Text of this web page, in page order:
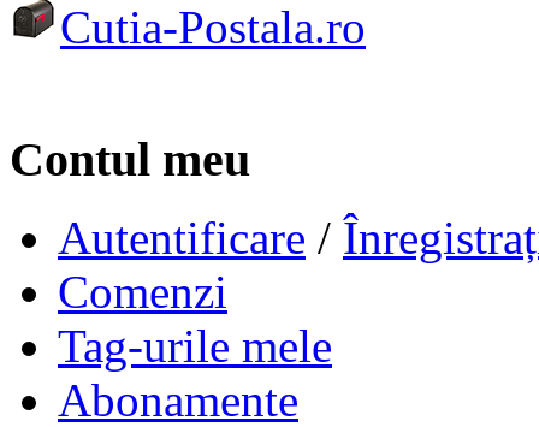
Cutia-Postala.ro
Contul meu
Autentificare /
Comenzi
Tag-urile mele
Abonamente